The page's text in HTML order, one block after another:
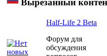
Вырезанный
Half-Life 2 Beta
Форум для
обсуждения